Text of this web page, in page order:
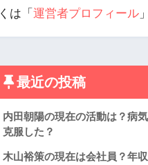
くは「 運営者プロフィール
最近の投稿
内田朝陽の現在の活動は？病
克服した？
木山裕策の現在は会社員？年